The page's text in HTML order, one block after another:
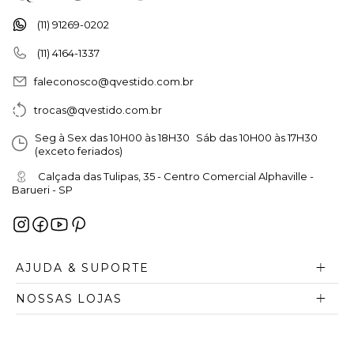
(11) 91269-0202
(11) 4164-1337
faleconosco@qvestido.com.br
trocas@qvestido.com.br
Seg à Sex das 10H00 às 18H30 Sáb das 10H00 às 17H30
(exceto feriados)
Calçada das Tulipas, 35 - Centro Comercial Alphaville -
Barueri - SP
AJUDA & SUPORTE
NOSSAS LOJAS